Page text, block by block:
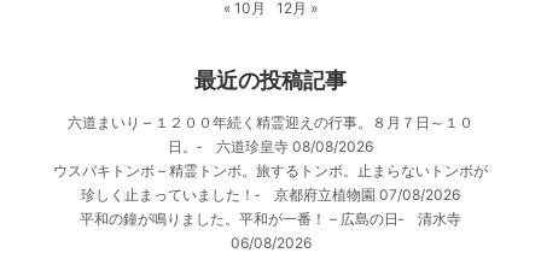
« 10月 12月 »
最近の投稿記事
六道まいり – １２００年続く精霊迎えの行事。８月７日～１０
日。‐ 六道珍皇寺 08/08/2026
ウスバキトンボ – 精霊トンボ。旅するトンボ。止まらないトンボが
珍しく止まっていました！‐ 京都府立植物園 07/08/2026
平和の鐘が鳴りました。平和が一番！ – 広島の日‐ 清水寺
06/08/2026